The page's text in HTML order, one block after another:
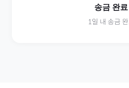
송금 완료
1일 내 송금